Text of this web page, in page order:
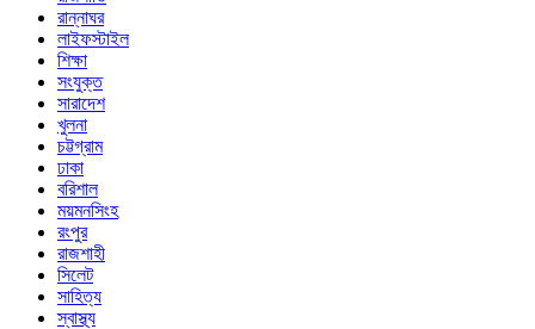
রান্নাঘর
লাইফস্টাইল
শিক্ষা
সংযুক্ত
সারাদেশ
খুলনা
চট্টগ্রাম
ঢাকা
বরিশাল
ময়মনসিংহ
রংপুর
রাজশাহী
সিলেট
সাহিত্য
স্বাস্থ্য